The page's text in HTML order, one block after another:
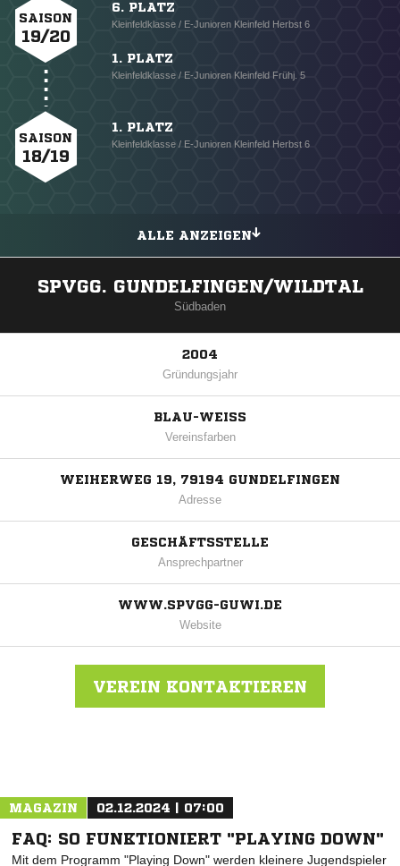
SAISON
19/20
6. PLATZ
Kleinfeldklasse / E-Junioren Kleinfeld Herbst 6
1. PLATZ
Kleinfeldklasse / E-Junioren Kleinfeld Frühj. 5
SAISON
18/19
1. PLATZ
Kleinfeldklasse / E-Junioren Kleinfeld Herbst 6
ALLE ANZEIGEN
SPVGG. GUNDELFINGEN/WILDTAL
Südbaden
2004
Gründungsjahr
BLAU-WEISS
Vereinsfarben
WEIHERWEG 19, 79194 GUNDELFINGEN
Adresse
GESCHÄFTSSTELLE
Ansprechpartner
WWW.SPVGG-GUWI.DE
Website
VEREIN KONTAKTIEREN
MAGAZIN 02.12.2024 | 07:00
FAQ: SO FUNKTIONIERT "PLAYING DOWN"
Mit dem Programm "Playing Down" werden kleinere Jugendspieler